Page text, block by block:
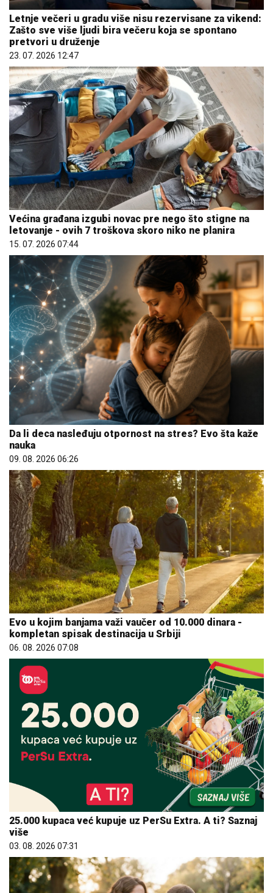
Letnje večeri u gradu više nisu rezervisane za vikend:
Zašto sve više ljudi bira večeru koja se spontano
pretvori u druženje
23. 07. 2026 12:47
Većina građana izgubi novac pre nego što stigne na
letovanje - ovih 7 troškova skoro niko ne planira
15. 07. 2026 07:44
Da li deca nasleđuju otpornost na stres? Evo šta kaže
nauka
09. 08. 2026 06:26
Evo u kojim banjama važi vaučer od 10.000 dinara -
kompletan spisak destinacija u Srbiji
06. 08. 2026 07:08
25.000 kupaca već kupuje uz PerSu Extra. A ti? Saznaj
više
03. 08. 2026 07:31